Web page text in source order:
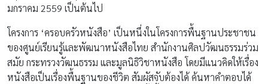
มกราคม 2559 เป็นต้นไป
โครงการ ‘ครอบครัวหนังสือ’ เป็นหนึ่งในโครงการพื้นฐานประชาชน
ของศูนย์เรียนรู้และพัฒนาหนังสือไทย สำนักงานศิลปวัฒนธรรมร่วม
สมัย กระทรวงวัฒนธรรม และมูลนิธิวิชาหนังสือ โดยมีแนวคิดให้เรื่อง
หนังสือเป็นเรื่องพื้นฐานของชีวิต สัมผัสจับต้องได้ ค้นหาคำตอบได้